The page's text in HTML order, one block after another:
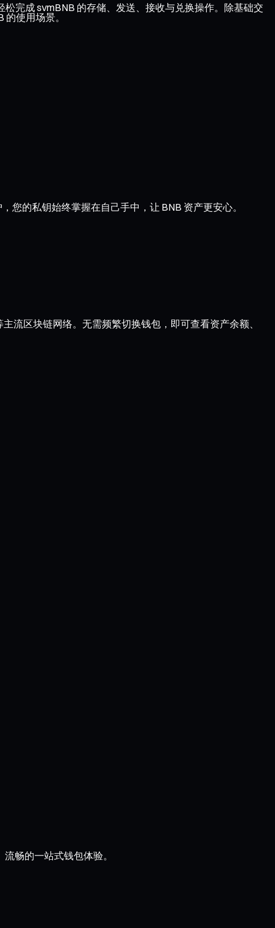
完成 svmBNB 的存储、发送、接收与兑换操作。除基础交
使用场景。
的私钥始终掌握在自己手中，让 BNB 资产更安心。
流区块链网络。无需频繁切换钱包，即可查看资产余额、
畅的一站式钱包体验。